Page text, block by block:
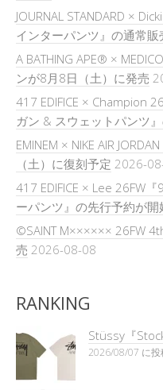
JOURNAL STANDARD ×
インターパンツ』の通常販
A BATHING APE® ×
ンが8月8日（土）に発売
417 EDIFICE × Champion
ガン & スウェットパンツ
EMINEM × NIKE AIR
（土）に復刻予定 2026-
417 EDIFICE × Lee 26FW
ーパンツ』の先行予約が開
©SAINT M×××××× 26FW
売 2026-08-08
RANKING
Stüssy『
2026/08/07 に投